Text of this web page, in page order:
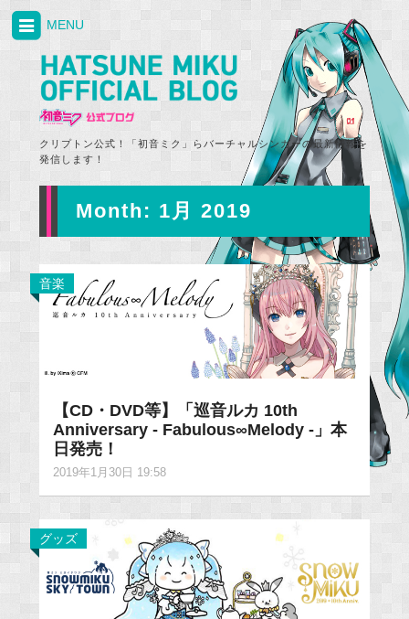
クリプトン公式！「初音ミク」らバーチャルシンガーの最新情報を
発信します！
MENU
Month: 1月 2019
音楽
【CD・DVD等】「巡音ルカ 10th
Anniversary - Fabulous∞Melody -」本
日発売！
2019年1月30日 19:58
グッズ